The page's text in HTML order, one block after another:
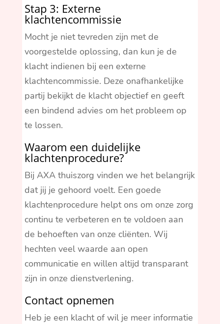
Stap 3: Externe
klachtencommissie
Mocht je niet tevreden zijn met de
voorgestelde oplossing, dan kun je de
klacht indienen bij een externe
klachtencommissie. Deze onafhankelijke
partij bekijkt de klacht objectief en geeft
een bindend advies om het probleem op
te lossen.
Waarom een duidelijke
klachtenprocedure?
Bij AXA thuiszorg vinden we het belangrijk
dat jij je gehoord voelt. Een goede
klachtenprocedure helpt ons om onze zorg
continu te verbeteren en te voldoen aan
de behoeften van onze cliënten. Wij
hechten veel waarde aan open
communicatie en willen altijd transparant
zijn in onze dienstverlening.
Contact opnemen
Heb je een klacht of wil je meer informatie